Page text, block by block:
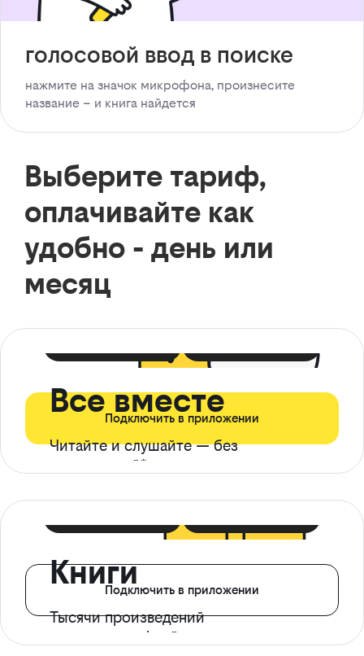
голосовой ввод в поиске
нажмите на значок микрофона, произнесите
название – и книга найдется
Выберите тариф,
оплачивайте как
удобно - день или
месяц
Все вместе
Читайте и слушайте — без
ограничений*
Подключить в приложении
Книги
Тысячи произведений
с доступом офлайн
Подключить в приложении